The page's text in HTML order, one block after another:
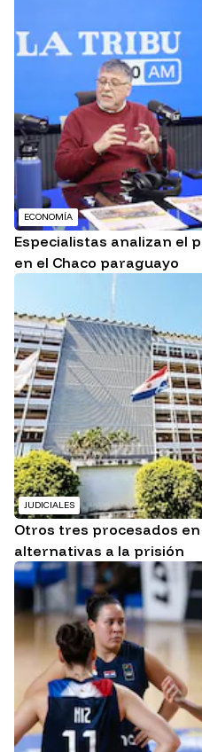
ECONOMÍA
Especialistas analizan el
en el Chaco paraguayo
JUDICIALES
Otros tres procesados en
alternativas a la prisión